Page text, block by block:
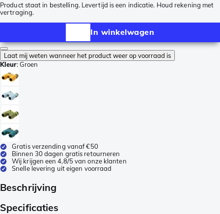
Product staat in bestelling. Levertijd is een indicatie. Houd rekening met
vertraging.
In winkelwagen
Laat mij weten wanneer het product weer op voorraad is
Kleur:Groen
Gratis verzending vanaf €50
Binnen 30 dagen gratis retourneren
Wij krijgen een 4,8/5 van onze klanten
Snelle levering uit eigen voorraad
Beschrijving
Specificaties